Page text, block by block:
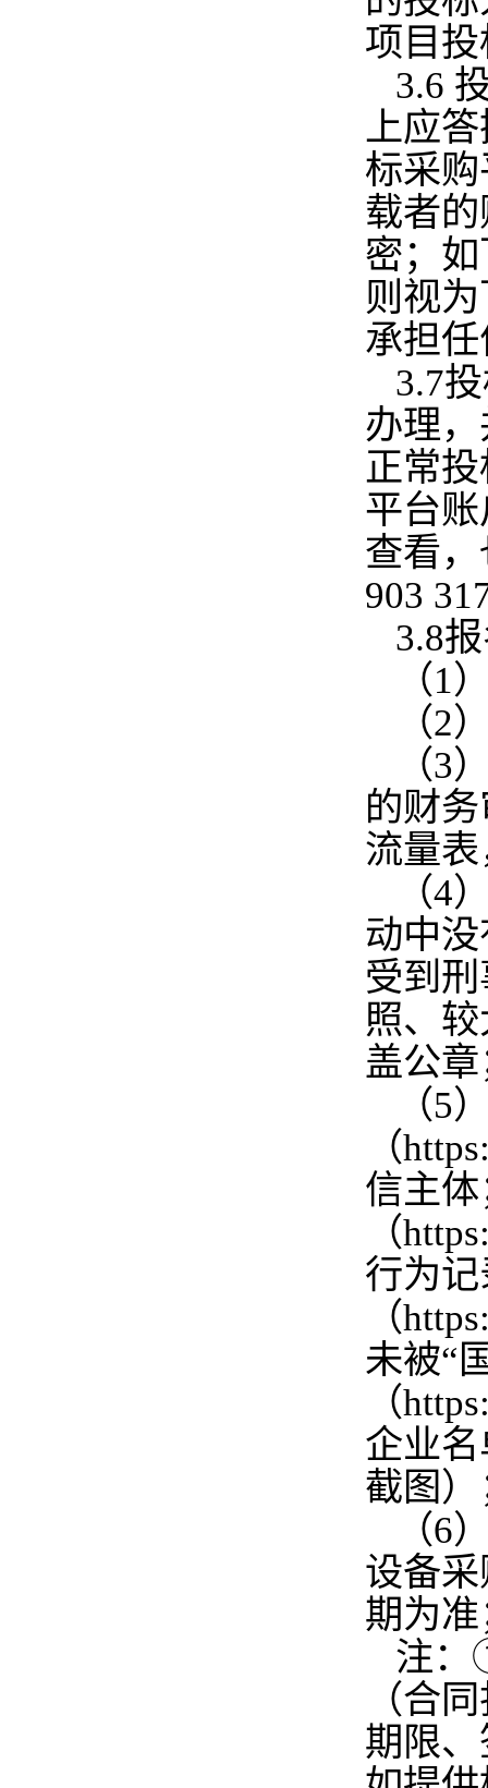
项目
3.6
上应
标采
载者
密；
则视
承担
3.7
办理
正常
平台账
查看
903
3.8
（1
（2
（3
的财
流量
（4
动中
受到
照、
盖公章
（5
（
信主
（
行为
（
未被“
（
企业
截图）
（6
设备
期为准
注：
（合
期限